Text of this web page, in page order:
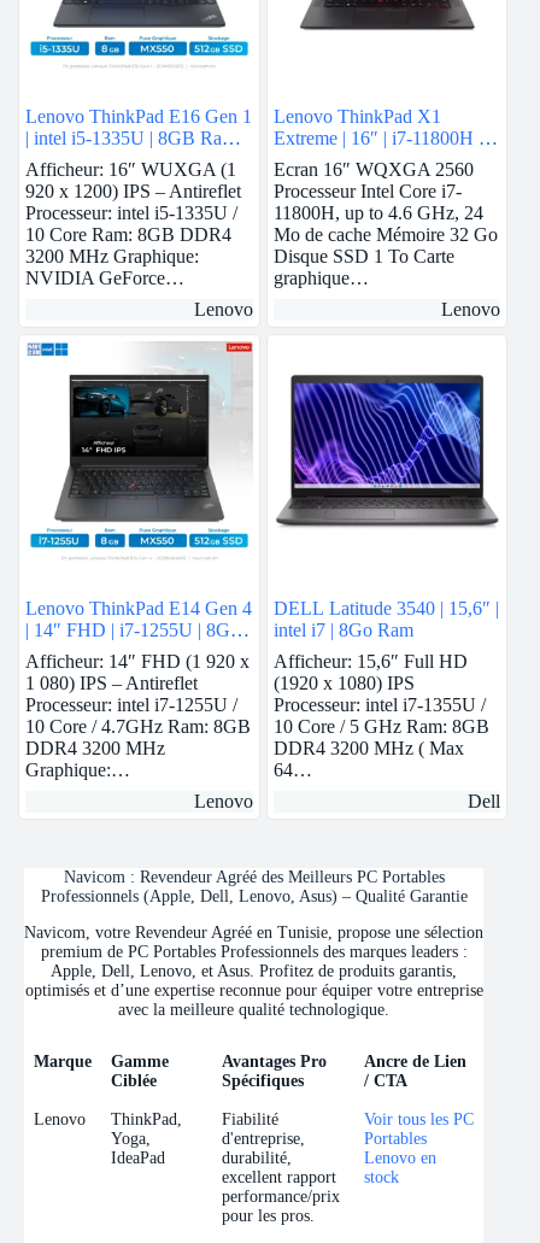
Lenovo ThinkPad E16 Gen 1
| intel i5-1335U | 8GB Ram |
Nvidia MX550 | 512GB
SSD
Afficheur: 16″ WUXGA (1
920 x 1200) IPS – Antireflet
Processeur: intel i5-1335U /
10 Core Ram: 8GB DDR4
3200 MHz Graphique:
NVIDIA GeForce…
Lenovo
Lenovo ThinkPad X1
Extreme | 16″ | i7-11800H |
32GB Ram | RTX 3060 | 1
To SSD
Ecran 16″ WQXGA 2560
Processeur Intel Core i7-
11800H, up to 4.6 GHz, 24
Mo de cache Mémoire 32 Go
Disque SSD 1 To Carte
graphique…
Lenovo
Lenovo ThinkPad E14 Gen 4
| 14″ FHD | i7-1255U | 8GB
Ram | Nvidia MX550 | 512
GB SSD
Afficheur: 14″ FHD (1 920 x
1 080) IPS – Antireflet
Processeur: intel i7-1255U /
10 Core / 4.7GHz Ram: 8GB
DDR4 3200 MHz
Graphique:…
Lenovo
DELL Latitude 3540 | 15,6″ |
intel i7 | 8Go Ram
Afficheur: 15,6″ Full HD
(1920 x 1080) IPS
Processeur: intel i7-1355U /
10 Core / 5 GHz Ram: 8GB
DDR4 3200 MHz ( Max
64…
Dell
Navicom : Revendeur Agréé des Meilleurs PC Portables
Professionnels (Apple, Dell, Lenovo, Asus) – Qualité Garantie
Navicom, votre Revendeur Agréé en Tunisie, propose une sélection
premium de PC Portables Professionnels des marques leaders :
Apple, Dell, Lenovo, et Asus. Profitez de produits garantis,
optimisés et d’une expertise reconnue pour équiper votre entreprise
avec la meilleure qualité technologique.
Marque
Gamme
Ciblée
Avantages Pro
Spécifiques
Ancre de Lien
/ CTA
Marque
Gamme
Ciblée
Avantages Pro
Spécifiques
Ancre de Lien
/ CTA
Lenovo
ThinkPad,
Yoga,
IdeaPad
Fiabilité
d'entreprise,
durabilité,
excellent rapport
performance/prix
pour les pros.
Voir tous les PC
Portables
Lenovo en
stock